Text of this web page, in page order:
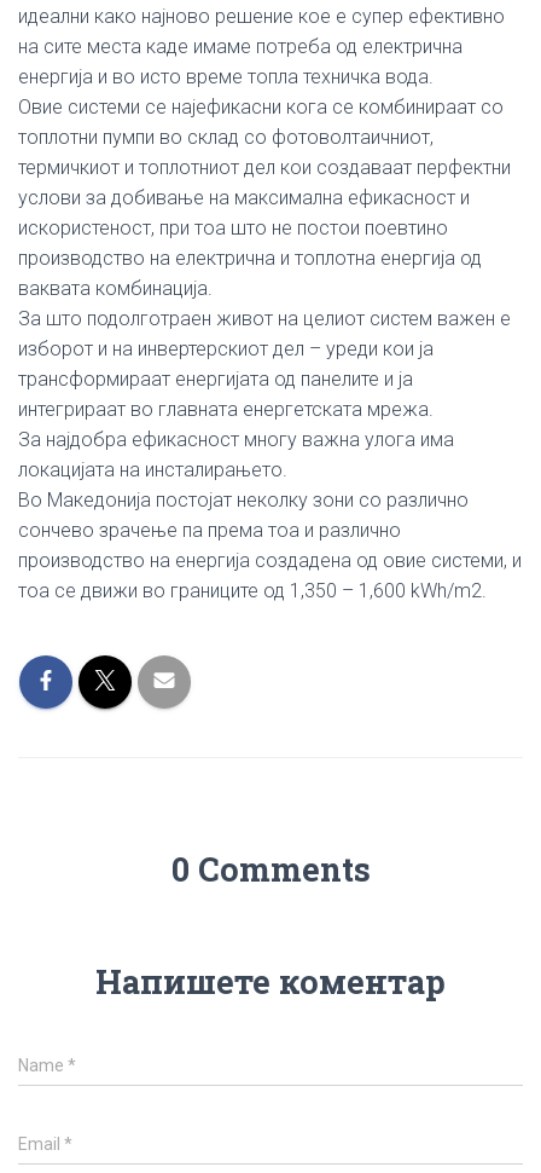
идеални како најново решение кое е супер ефективно
на сите места каде имаме потреба од електрична
енергија и во исто време топла техничка вода.
Овие системи се најефикасни кога се комбинираат со
топлотни пумпи во склад со фотоволтаичниот,
термичкиот и топлотниот дел кои создаваат перфектни
услови за добивање на максимална ефикасност и
искористеност, при тоа што не постои поевтино
производство на електрична и топлотна енергија од
ваквата комбинација.
За што подолготраен живот на целиот систем важен е
изборот и на инвертерскиот дел – уреди кои ја
трансформираат енергијата од панелите и ја
интегрираат во главната енергетската мрежа.
За најдобра ефикасност многу важна улога има
локацијата на инсталирањето.
Во Македонија постојат неколку зони со различно
сончево зрачење па према тоа и различно
производство на енергија создадена од овие системи, и
тоа се движи во границите од 1,350 – 1,600 kWh/m2.
0 Comments
Напишете коментар
Name *
Email *